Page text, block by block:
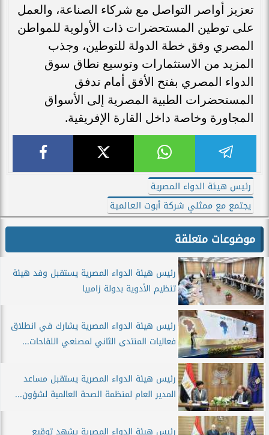
تعزيز أواصر التواصل مع شركاء الصناعة، والعمل
على توطين المستحضرات ذات الأولوية للمواطن
المصري وفق خطة الدولة للتوطين، وجذب
المزيد من الاستثمارات وتوسيع نطاق سوق
الدواء المصري بفتح الأفق أمام تدفق
المستحضرات الطبية المصرية إلى الأسواق
المجاورة وخاصة داخل القارة الإفريقية.
رئيس هيئة الدواء المصرية
يجتمع مع ممثلي شركة أبوت العالمية
موضوعات متعلقة
رئيس هيئة الدواء المصرية يستقبل وفد هيئة
تنظيم الأدوية بدولة زامبيا
رئيس هيئة الدواء المصرية يشارك في انطلاق
فعاليات المنتدى الثاني لمصنعي اللقاحات...
رئيس هيئة الدواء المصرية يستقبل مساعد
المدير العام لمنظمة الصحة العالمية لشؤون...